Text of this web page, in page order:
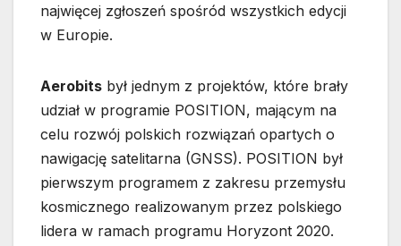
najwięcej zgłoszeń spośród wszystkich edycji
w Europie.
Aerobits był jednym z projektów, które brały
udział w programie POSITION, mającym na
celu rozwój polskich rozwiązań opartych o
nawigację satelitarna (GNSS). POSITION był
pierwszym programem z zakresu przemysłu
kosmicznego realizowanym przez polskiego
lidera w ramach programu Horyzont 2020.